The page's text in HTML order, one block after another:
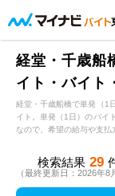
経堂・千歳船
イト・バイト
経堂・千歳船橋で単発（1
イト。単発（1日）のバイ
なので、希望の給与や支払
検索結果 29
（最終更新日：2026年8